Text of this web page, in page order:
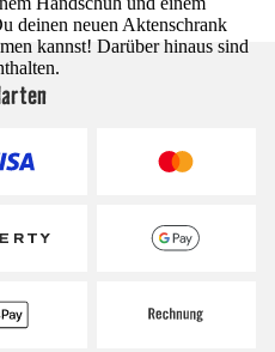
deinen neuen Aktenschrank
kannst! Darüber hinaus sind